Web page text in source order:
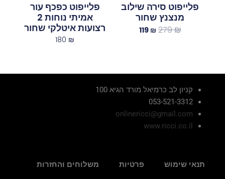
פלייפוט סירה שילוב
מנצנץ שחור
279₪
119 ₪
פלייפוט כפכף עור
אמיתי נוחות 2
רצועות איטלקי שחור
180 ₪
קניון לב כרמיאל מורד הגיא 100
053-521-3312
onlinericci@gmail.com
www.ricci.co.il
תנאי שימוש פרטיות משלוחים והחזרות